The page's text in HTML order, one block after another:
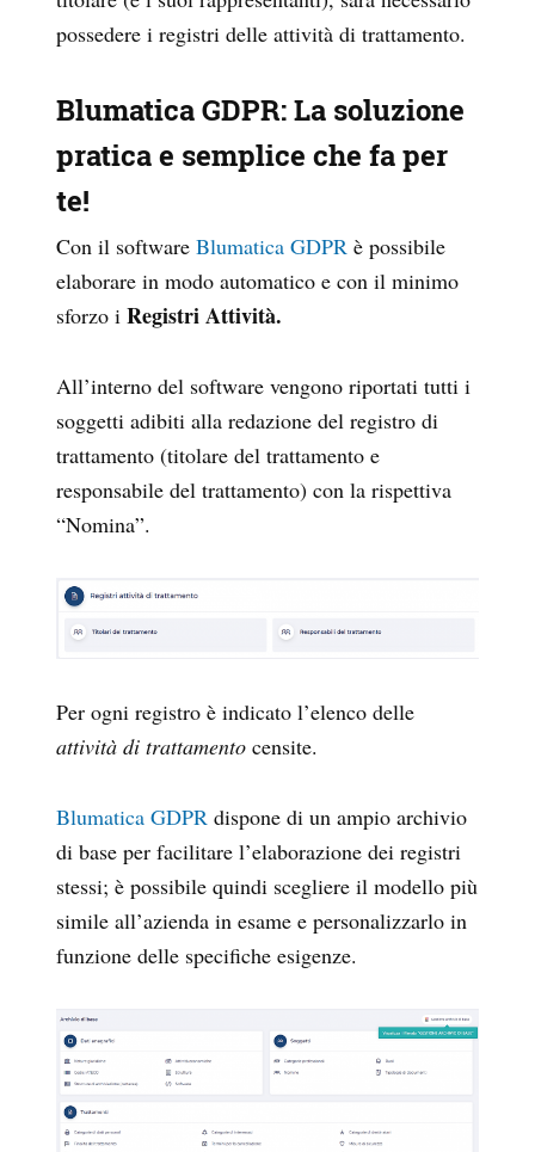
possedere i registri delle attività di trattamento.
Blumatica GDPR: La soluzione
pratica e semplice che fa per
te!
Con il software Blumatica GDPR è possibile
elaborare in modo automatico e con il minimo
sforzo i Registri Attività.
All’interno del software vengono riportati tutti i
soggetti adibiti alla redazione del registro di
trattamento (titolare del trattamento e
responsabile del trattamento) con la rispettiva
“Nomina”.
Per ogni registro è indicato l’elenco delle
attività di trattamento censite.
Blumatica GDPR dispone di un ampio archivio
di base per facilitare l’elaborazione dei registri
stessi; è possibile quindi scegliere il modello più
simile all’azienda in esame e personalizzarlo in
funzione delle specifiche esigenze.